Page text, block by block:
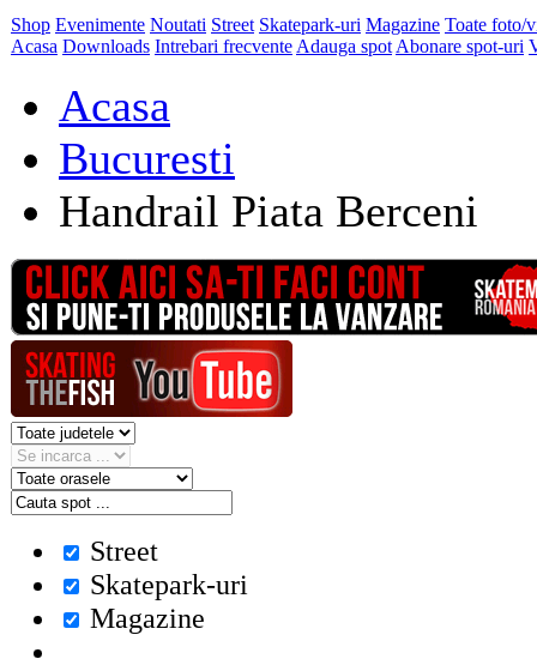
Shop Evenimente Noutati Street Skatepark-uri Magazine Toate foto/
Acasa Downloads Intrebari frecvente Adauga spot Abonare spot-uri
Acasa
Bucuresti
Handrail Piata Berceni
Street
Skatepark-uri
Magazine